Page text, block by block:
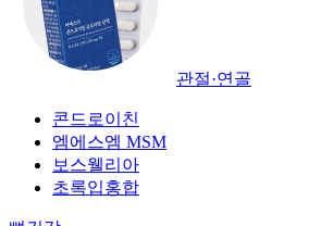
관절·연골
콘드로이친
엠에스엠 MSM
보스웰리아
초록입홍합